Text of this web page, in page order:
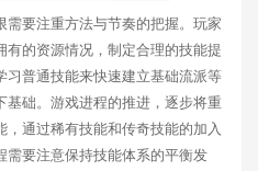
需要注重方法与节奏的把握。玩家
有的资源情况，制定合理的技能提
习普通技能来快速建立基础流派等
础。游戏进程的推进，逐步将重
通过稀有技能和传奇技能的加入
需要注意保持技能体系的平衡发